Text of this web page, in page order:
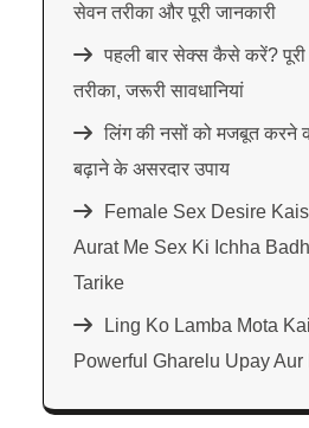
सेवन तरीका और पूरी जानकारी
पहली बार सेक्स कैसे करें? पूरी
तरीका, जरूरी सावधानियां
लिंग की नसों को मजबूत करने
बढ़ाने के असरदार उपाय
Female Sex Desire
Aurat Me Sex Ki Ichha
Tarike
Ling Ko Lamba Mota
Powerful Gharelu Upay Aur